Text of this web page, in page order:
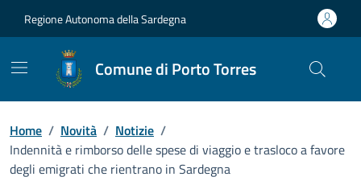
Regione Autonoma della Sardegna
Comune di Porto Torres
Home / Novità / Notizie /
Indennità e rimborso delle spese di viaggio e trasloco a favore
degli emigrati che rientrano in Sardegna